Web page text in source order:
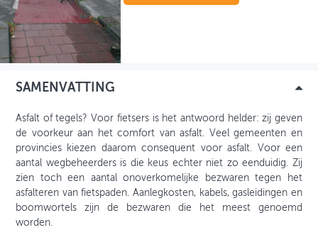
SAMENVATTING
Asfalt of tegels? Voor fietsers is het antwoord helder: zij geven
de voorkeur aan het comfort van asfalt. Veel gemeenten en
provincies kiezen daarom consequent voor asfalt. Voor een
aantal wegbeheerders is die keus echter niet zo eenduidig. Zij
zien toch een aantal onoverkomelijke bezwaren tegen het
asfalteren van fietspaden. Aanlegkosten, kabels, gasleidingen en
boomwortels zijn de bezwaren die het meest genoemd
worden.